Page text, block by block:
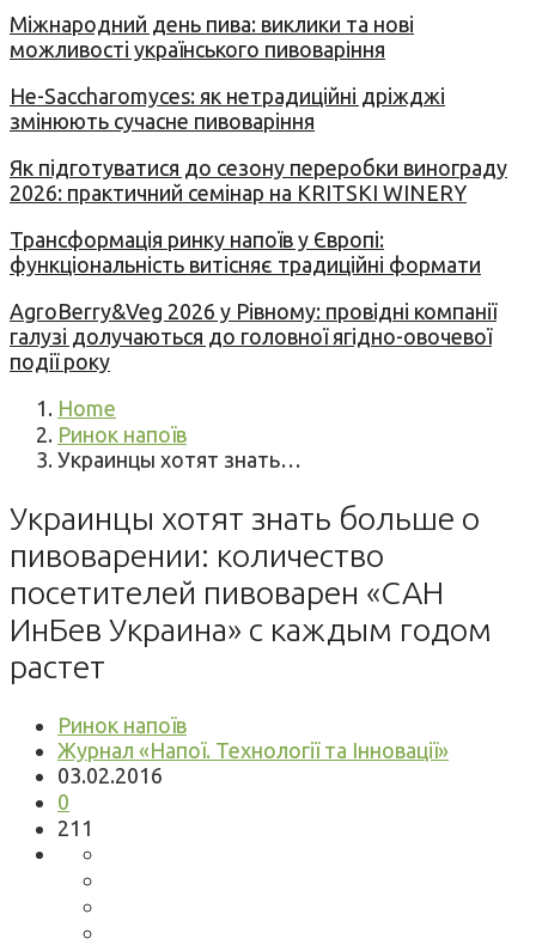
Міжнародний день пива: виклики та нові
можливості українського пивоваріння
Не-Saccharomyces: як нетрадиційні дріжджі
змінюють сучасне пивоваріння
Як підготуватися до сезону переробки винограду
2026: практичний семінар на KRITSKI WINERY
Трансформація ринку напоїв у Європі:
функціональність витісняє традиційні формати
AgroBerry&Veg 2026 у Рівному: провідні компанії
галузі долучаються до головної ягідно-овочевої
події року
Home
Ринок напоїв
Украинцы хотят знать…
Украинцы хотят знать больше о
пивоварении: количество
посетителей пивоварен «САН
ИнБев Украина» с каждым годом
растет
Ринок напоїв
Журнал «Напої. Технології та Інновації»
03.02.2016
0
211